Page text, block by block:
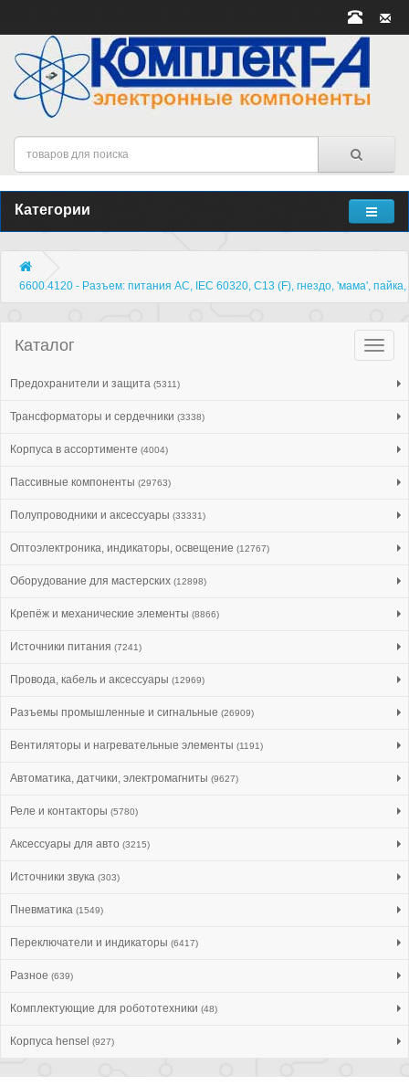
Категории
6600.4120 - Разъем: питания AC, IEC 60320, C13 (F), гнездо, 'мама',
Каталог
Предохранители и защита (5311)
Трансформаторы и сердечники (3338)
Корпуса в ассортименте (4004)
Пассивные компоненты (29763)
Полупроводники и аксессуары (33331)
Оптоэлектроника, индикаторы, освещение (12767)
Оборудование для мастерских (12898)
Крепёж и механические элементы (8866)
Источники питания (7241)
Провода, кабель и аксессуары (12969)
Разъемы промышленные и сигнальные (26909)
Вентиляторы и нагревательные элементы (1191)
Автоматика, датчики, электромагниты (9627)
Реле и контакторы (5780)
Аксессуары для авто (3215)
Источники звука (303)
Пневматика (1549)
Переключатели и индикаторы (6417)
Разное (639)
Комплектующие для робототехники (48)
Корпуса hensel (927)